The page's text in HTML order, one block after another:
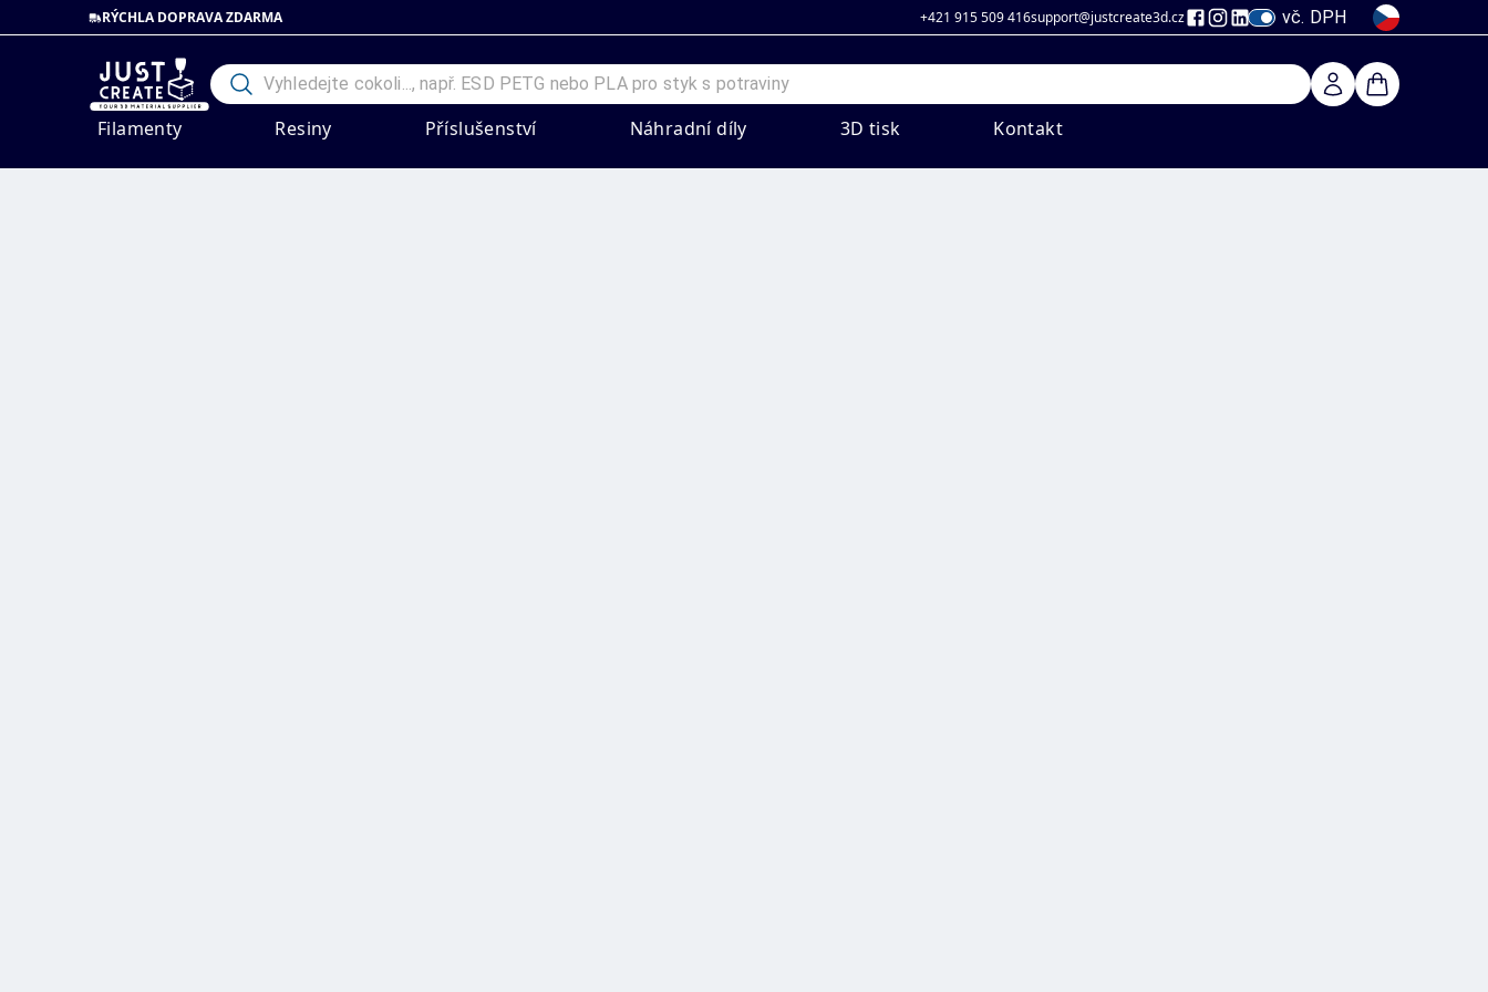
RÝCHLA DOPRAVA ZDARMA +421 915 509 416support@justcreate3d.cz vč. DPH
Filamenty Resiny Příslušenství Náhradní díly 3D tisk Kontakt